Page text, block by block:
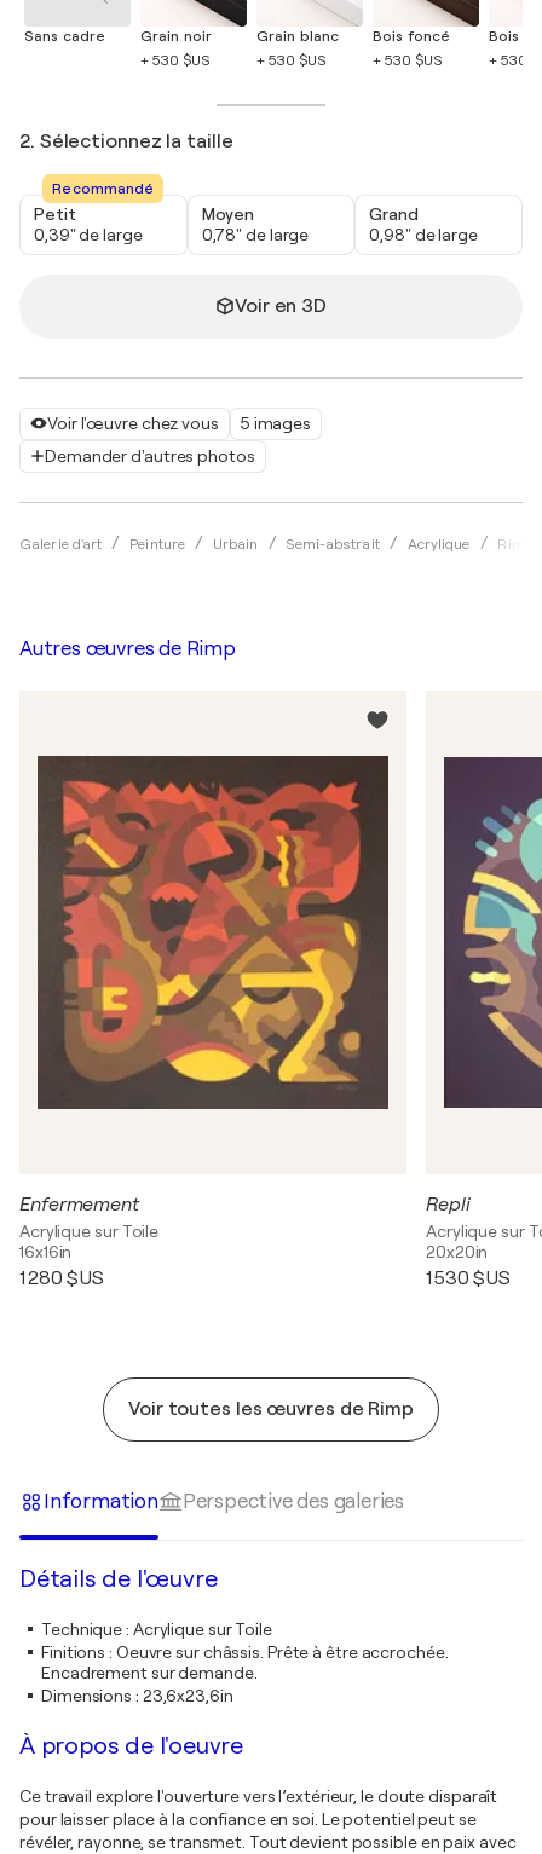
Voir l'œuvre chez vous
5 images
Demander d'autres photos
Galerie d'art Peinture Urbain Semi-abstrait Acrylique Rimp
Sans cadre
Grain noir
+ 530 $US
Grain blanc
+ 530 $US
Bois foncé
+ 530 $US
Bois
+ 530
2. Sélectionnez la taille
Recommandé
Petit
0,39" de large
Moyen
0,78" de large
Grand
0,98" de large
Voir en 3D
Autres œuvres de Rimp
Enfermement
Acrylique sur Toile
16x16in
1 280 $US
Repli
Acrylique sur
20x20in
1 530 $US
Voir toutes les œuvres de Rimp
Information Perspective des galeries
Détails de l'œuvre
Technique: Acrylique sur Toile
Finitions : Oeuvre sur châssis. Prête à être accrochée.
Encadrement sur demande.
Dimensions : 23,6x23,6in
À propos de l'oeuvre
Ce travail explore l'ouverture vers l’extérieur, le doute disparaît
pour laisser place à la confiance en soi. Le potentiel peut se
révéler, rayonne, se transmet. Tout devient possible en paix avec